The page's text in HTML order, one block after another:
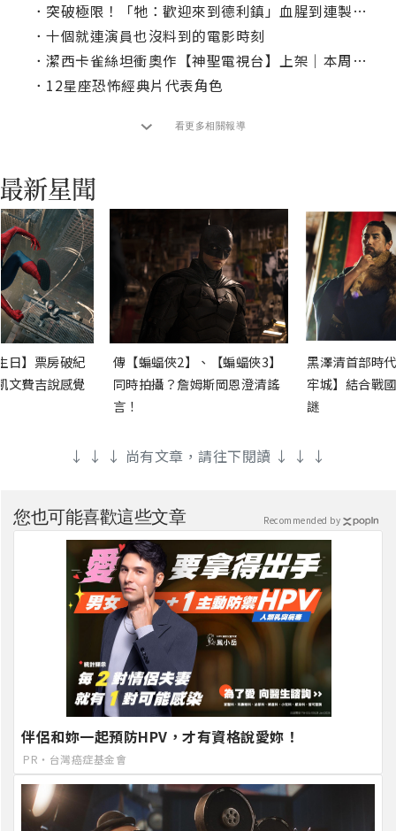
． 突破極限！「牠：歡迎來到德利鎮」血腥到連製作團隊超怕被禁！
． 十個就連演員也沒料到的電影時刻
． 潔西卡雀絲坦衝奧作【神聖電視台】上架｜本周線上、電視首播推薦
． 12星座恐怖經典片代表角色
看更多相關報導
日】票房破紀
文費吉說感覺
傳【蝙蝠俠2】、【蝙蝠俠3】
同時拍攝？詹姆斯岡恩澄清謠
言！
黑澤清首部時
牢城】結合戰
謎
↓ ↓ ↓ 尚有文章，請往下閱讀 ↓ ↓ ↓
您也可能喜歡這些文章
伴侶和妳一起預防HPV，才有資格說愛妳！
PR・台灣癌症基金會
Recommended by